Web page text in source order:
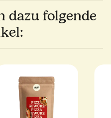
dazu folgende